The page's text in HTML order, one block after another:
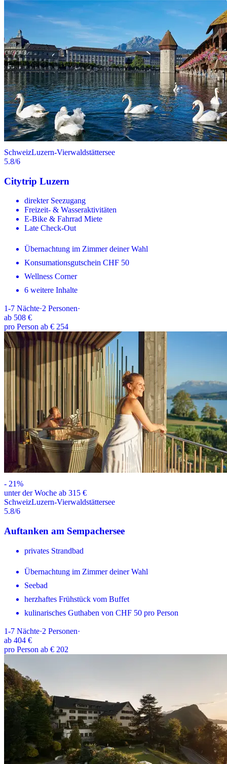
SchweizLuzern-Vierwaldstättersee
5.8/6
Citytrip Luzern
direkter Seezugang
Freizeit- & Wasseraktivitäten
E-Bike & Fahrrad Miete
Late Check-Out
Übernachtung im Zimmer deiner Wahl
Konsumationsgutschein CHF 50
Wellness Corner
6 weitere Inhalte
1-7 Nächte·2 Personen·
ab 508 €
pro Person ab € 254
- 21%
unter der Woche ab 315 €
SchweizLuzern-Vierwaldstättersee
5.8/6
Auftanken am Sempachersee
privates Strandbad
Übernachtung im Zimmer deiner Wahl
Seebad
herzhaftes Frühstück vom Buffet
kulinarisches Guthaben von CHF 50 pro Person
1-7 Nächte·2 Personen·
ab 404 €
pro Person ab € 202